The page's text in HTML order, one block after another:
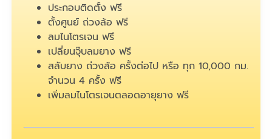
ประกอบติดตั้ง ฟรี
ตั้งศูนย์ ถ่วงล้อ ฟรี
ลมไนโตรเจน ฟรี
เปลี่ยนจุ๊บลมยาง ฟรี
สลับยาง ถ่วงล้อ ครั้งต่อไป หรือ ทุก 10,000 กม.
จำนวน 4 ครั้ง ฟรี
เพิ่มลมไนโตรเจนตลอดอายุยาง ฟรี